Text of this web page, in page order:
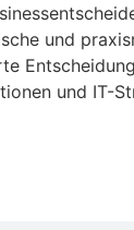
und
und IT-